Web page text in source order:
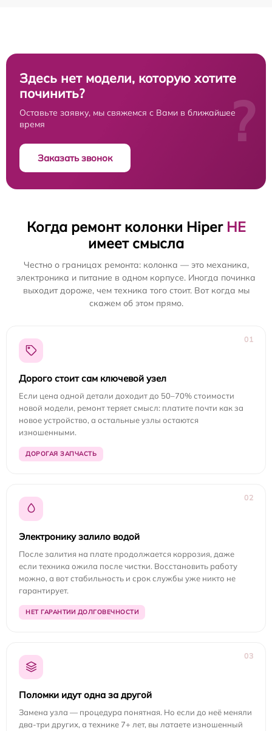
Здесь нет модели, которую хотите
починить?
Оставьте заявку, мы свяжемся с Вами в ближайшее
время
Заказать звонок
?
Когда ремонт колонки Hiper НЕ
имеет смысла
Честно о границах ремонта: колонка — это механика,
электроника и питание в одном корпусе. Иногда починка
выходит дороже, чем техника того стоит. Вот когда мы
скажем об этом прямо.
01
Дорого стоит сам ключевой узел
Если цена одной детали доходит до 50–70% стоимости
новой модели, ремонт теряет смысл: платите почти как за
новое устройство, а остальные узлы остаются
изношенными.
ДОРОГАЯ ЗАПЧАСТЬ
02
Электронику залило водой
После залития на плате продолжается коррозия, даже
если техника ожила после чистки. Восстановить работу
можно, а вот стабильность и срок службы уже никто не
гарантирует.
НЕТ ГАРАНТИИ ДОЛГОВЕЧНОСТИ
03
Поломки идут одна за другой
Замена узла — процедура понятная. Но если до неё меняли
два-три других, а технике 7+ лет, вы латаете изношенный